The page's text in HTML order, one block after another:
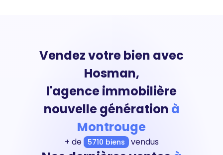
Vendez votre bien avec
Hosman,
l'agence immobilière
nouvelle génération à
Montrouge
+ de 5710 biens vendus